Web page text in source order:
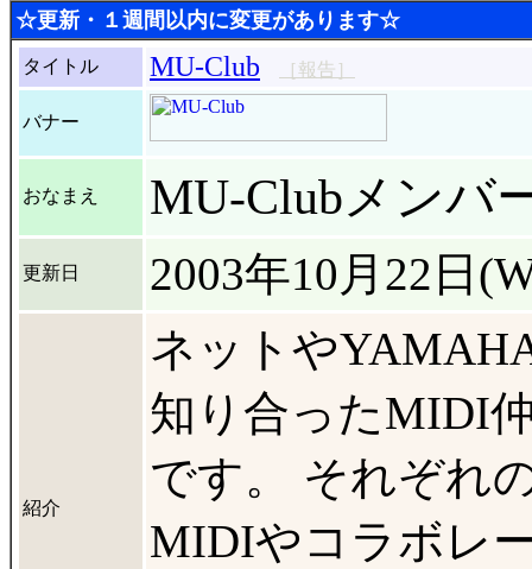
☆更新・１週間以内に変更があります☆
タイトル MU-Club ［報告］
バナー
おなまえ MU-Clubメンバ
更新日 2003年10月22日
紹介
ネットや
知り合ったMIDI
です。 それぞれ
MIDIやコラボレ